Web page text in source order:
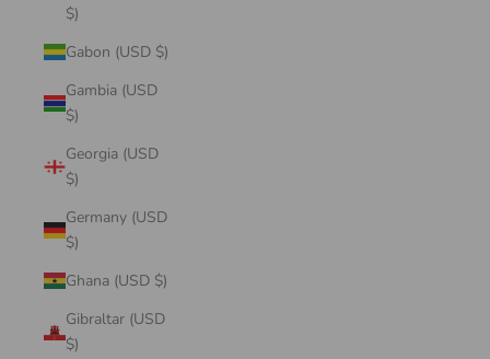
$)
Gabon (USD $)
Gambia (USD
$)
Georgia (USD
$)
Germany (USD
$)
Ghana (USD $)
Gibraltar (USD
$)